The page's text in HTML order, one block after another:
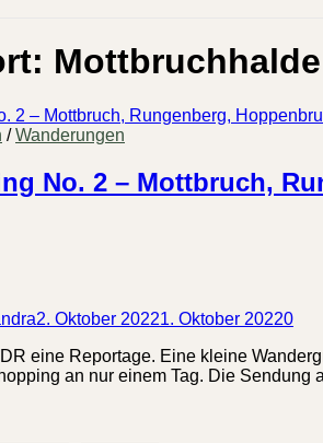
Mottbruchhalde
/Wanderungen
No. 2 – Mottbruch,
2. Oktober 20221. Oktober 20220
eine Reportage. Eine kleine
an nur einem Tag. Die